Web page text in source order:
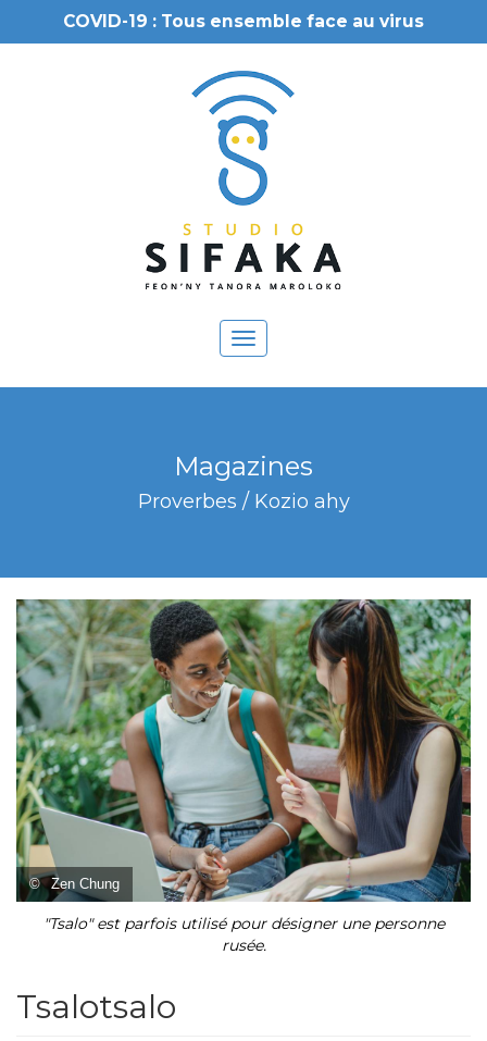
COVID-19 : Tous ensemble face au virus
Toggle
navigation
Magazines
Proverbes / Kozio ahy
© Zen Chung
"Tsalo" est parfois utilisé pour désigner une personne
rusée.
Tsalotsalo